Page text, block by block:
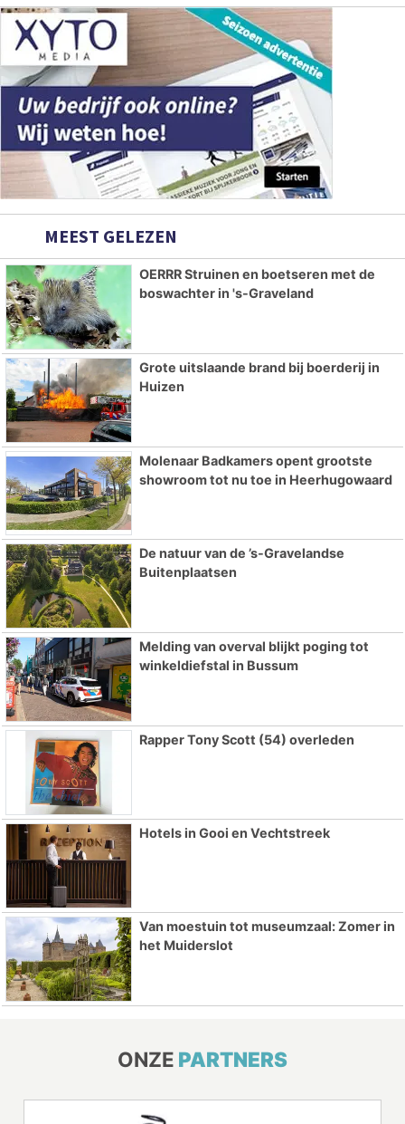
MEEST GELEZEN
OERRR Struinen en boetseren met de
boswachter in 's-Graveland
Grote uitslaande brand bij boerderij in
Huizen
Molenaar Badkamers opent grootste
showroom tot nu toe in Heerhugowaard
De natuur van de ’s-Gravelandse
Buitenplaatsen
Melding van overval blijkt poging tot
winkeldiefstal in Bussum
Rapper Tony Scott (54) overleden
Hotels in Gooi en Vechtstreek
Van moestuin tot museumzaal: Zomer in
het Muiderslot
ONZE PARTNERS